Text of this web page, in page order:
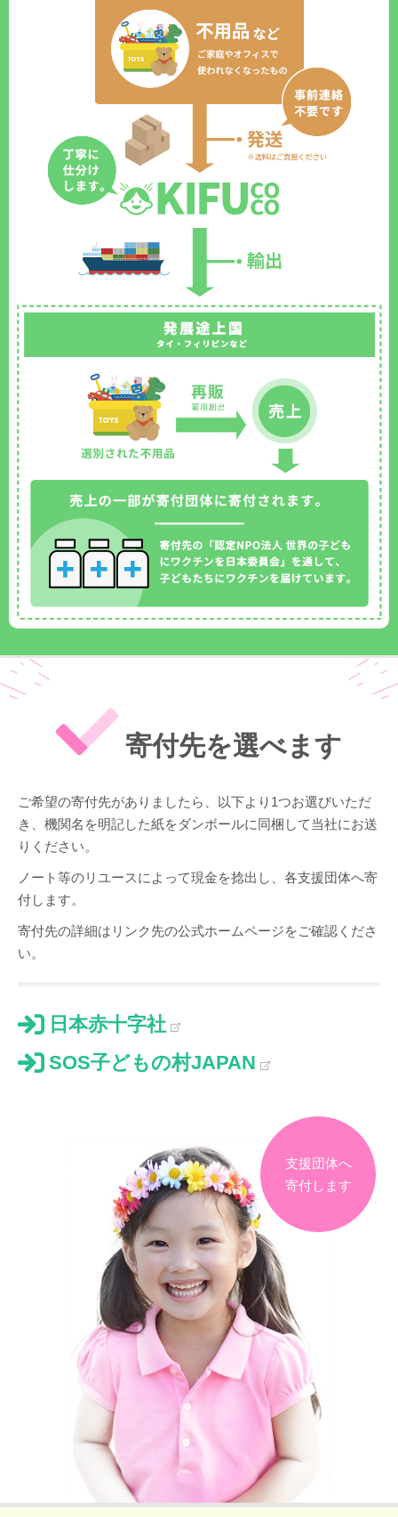
寄付先を選べます
ご希望の寄付先がありましたら、以下より1つお選びいただ
き、機関名を明記した紙をダンボールに同梱して当社にお送
りください。
ノート等のリユースによって現金を捻出し、各支援団体へ寄
付します。
寄付先の詳細はリンク先の公式ホームページをご確認くださ
い。
日本赤十字社
SOS子どもの村JAPAN
支援団体へ
寄付します